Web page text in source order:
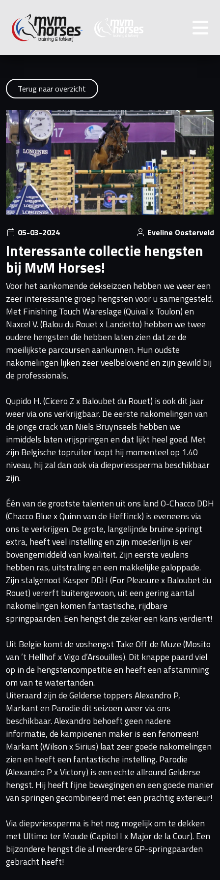
Terug naar overzicht
05-03-2024 Eveline Oosterveld
Interessante collectie hengsten
bij MvM Horses!
Voor het aankomende dekseizoen hebben we weer een
zeer interessante groep hengsten voor u samengesteld.
Met Finishing Touch Wareslage (Quival x Toulon) en
Naxcel V. (Balou du Rouet x Landetto) hebben we twee
oudere hengsten die hebben laten zien dat ze de
moeilijkste parcoursen aankunnen. Hun oudste
nakomelingen lijken zeer veelbelovend en zijn gewild bij
de professionals.
Qupido H. (Cicero Z x Baloubet du Rouet) is ook dit jaar
weer via ons verkrijgbaar. De eerste nakomelingen van
de jonge crack van Niels Bruynseels hebben we
inmiddels laten vrijspringen en dat lijkt heel goed. Met
zijn Belgische topruiter loopt hij momenteel op 1.40
niveau, hij zal dan ook via diepvriessperma beschikbaar
zijn.
Één van de grootste talenten uit ons land O-Chacco DDH
(Chacco Blue x Quinn van de Heffinck) is eveneens via
ons te verkrijgen. De grote, langelijnde bruine springt
extra, heeft veel instelling en zijn moederlijn is ver
bovengemiddeld van kwaliteit. Zijn eerste veulens
hebben ras, uitstraling en een makkelijke galoppade.
Zijn stalgenoot Kasper DDH (For Pleasure x Baloubet du
Rouet) vererft buitengewoon, uit een gering aantal
nakomelingen komen fantastische, rijdbare
springpaarden. Een hengst die zeker een kans verdient!
Uit België komt de voshengst Take Off de Muze (Mosito
van ’t Hellhof x Vigo d’Arsouilles). Dit knappe paard viel
op in de hengstencompetitie en heeft een afstamming
om van te watertanden.
Uiteraard zijn de Gelderse toppers Alexandro P,
Markant en Parodie dit seizoen weer via ons
beschikbaar. Alexandro behoeft geen nadere
informatie, de kampioenen maker is een fenomeen!
Markant (Wilson x Sirius) laat zeer goede nakomelingen
zien en heeft een fantastische instelling. Parodie
(Alexandro P x Victory) is een echte allround Gelderse
hengst. Hij heeft fijne bewegingen en een goede manier
van springen gecombineerd met een prachtig exterieur!
Via diepvriessperma is het nog mogelijk om te dekken
met Ultimo ter Moude (Capitol I x Major de la Cour). Een
bijzondere hengst die al meerdere GP-springpaarden
gebracht heeft!